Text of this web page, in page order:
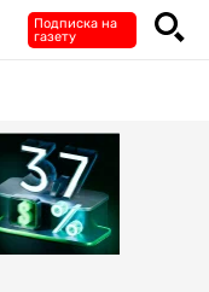
Подписка на
газету